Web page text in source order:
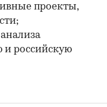
проекты,
и российскую